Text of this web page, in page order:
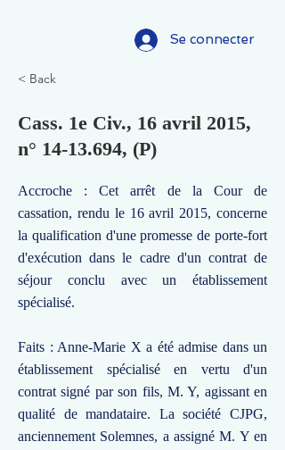
Se connecter
< Back
Cass. 1e Civ., 16 avril 2015,
n° 14-13.694, (P)
Accroche : Cet arrêt de la Cour de
cassation, rendu le 16 avril 2015, concerne
la qualification d'une promesse de porte-fort
d'exécution dans le cadre d'un contrat de
séjour conclu avec un établissement
spécialisé.
Faits : Anne-Marie X a été admise dans un
établissement spécialisé en vertu d'un
contrat signé par son fils, M. Y, agissant en
qualité de mandataire. La société CJPG,
anciennement Solemnes, a assigné M. Y en